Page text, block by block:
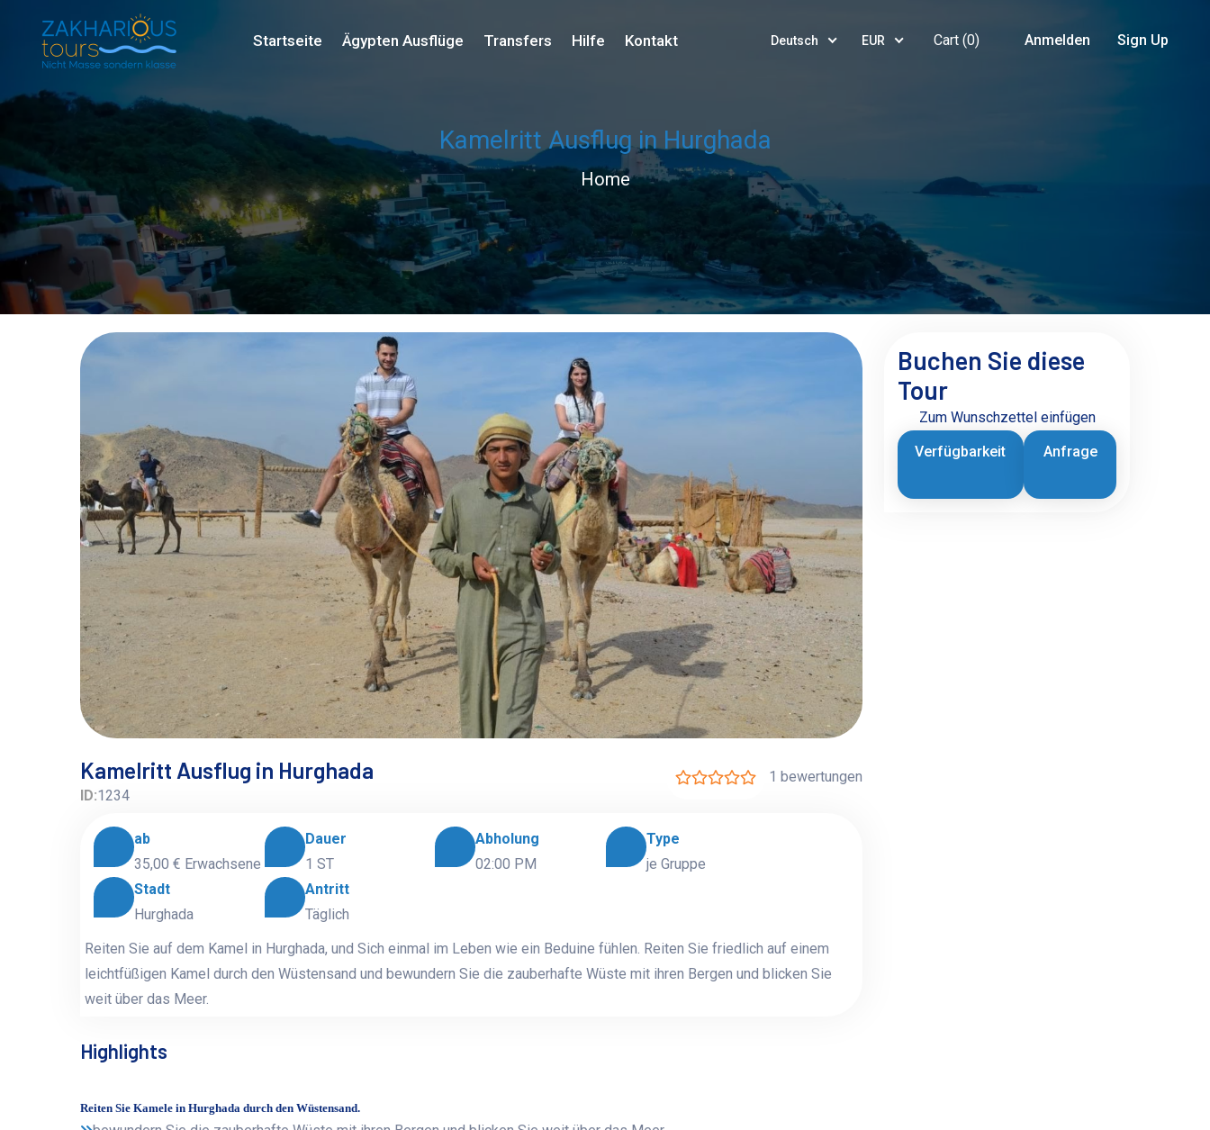
Startseite Ägypten Ausflüge Transfers Hilfe Kontakt Deutsch EUR Cart (0) Anmelden Sign Up
Kamelritt Ausflug in Hurghada
Home
Kamelritt Ausflug in Hurghada
ID:1234
1 bewertungen
ab
35,00 € Erwachsene
Dauer
1 ST
Abholung
02:00 PM
Type
je Gruppe
Stadt
Hurghada
Antritt
Täglich
Reiten Sie auf dem Kamel in Hurghada, und Sich einmal im Leben wie ein Beduine fühlen. Reiten Sie friedlich auf einem
leichtfüßigen Kamel durch den Wüstensand und bewundern Sie die zauberhafte Wüste mit ihren Bergen und blicken Sie
weit über das Meer.
Highlights
Reiten Sie Kamele in Hurghada durch den Wüstensand.
Buchen Sie diese
Tour
Zum Wunschzettel einfügen
Anfrage